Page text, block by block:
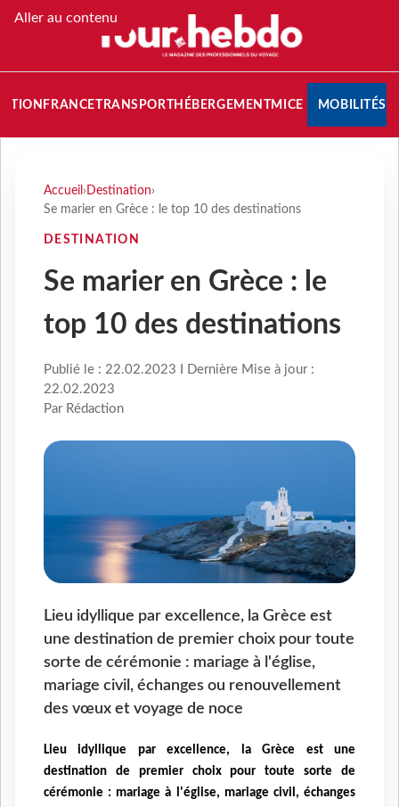
Aller au contenu
FRANCETRANSPORT HÉBERGEMENTMICE MOBILITÉS
Accueil › Destination›
Se marier en Grèce : le top 10 des destinations
DESTINATION
Se marier en Grèce : le
top 10 des destinations
Publié le : 22.02.2023 I Dernière Mise à jour :
22.02.2023
Par Rédaction
Lieu idyllique par excellence, la Grèce est
une destination de premier choix pour toute
sorte de cérémonie : mariage à l'église,
mariage civil, échanges ou renouvellement
des vœux et voyage de noce
Lieu idyllique par excellence, la Grèce est une
destination de premier choix pour toute sorte de
cérémonie : mariage à l'église, mariage civil, échanges